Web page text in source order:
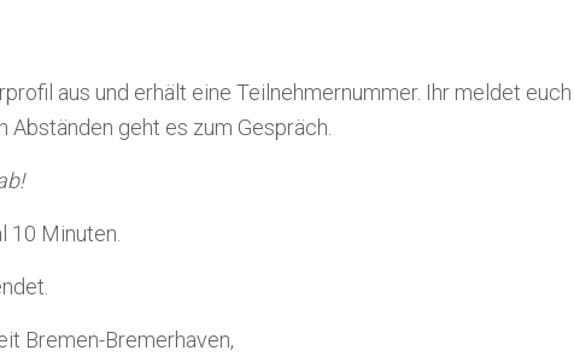
aus und erhält eine Teilnehmernummer. Ihr meldet euch
geht es zum Gespräch.
10 Minuten.
Bremen-Bremerhaven,